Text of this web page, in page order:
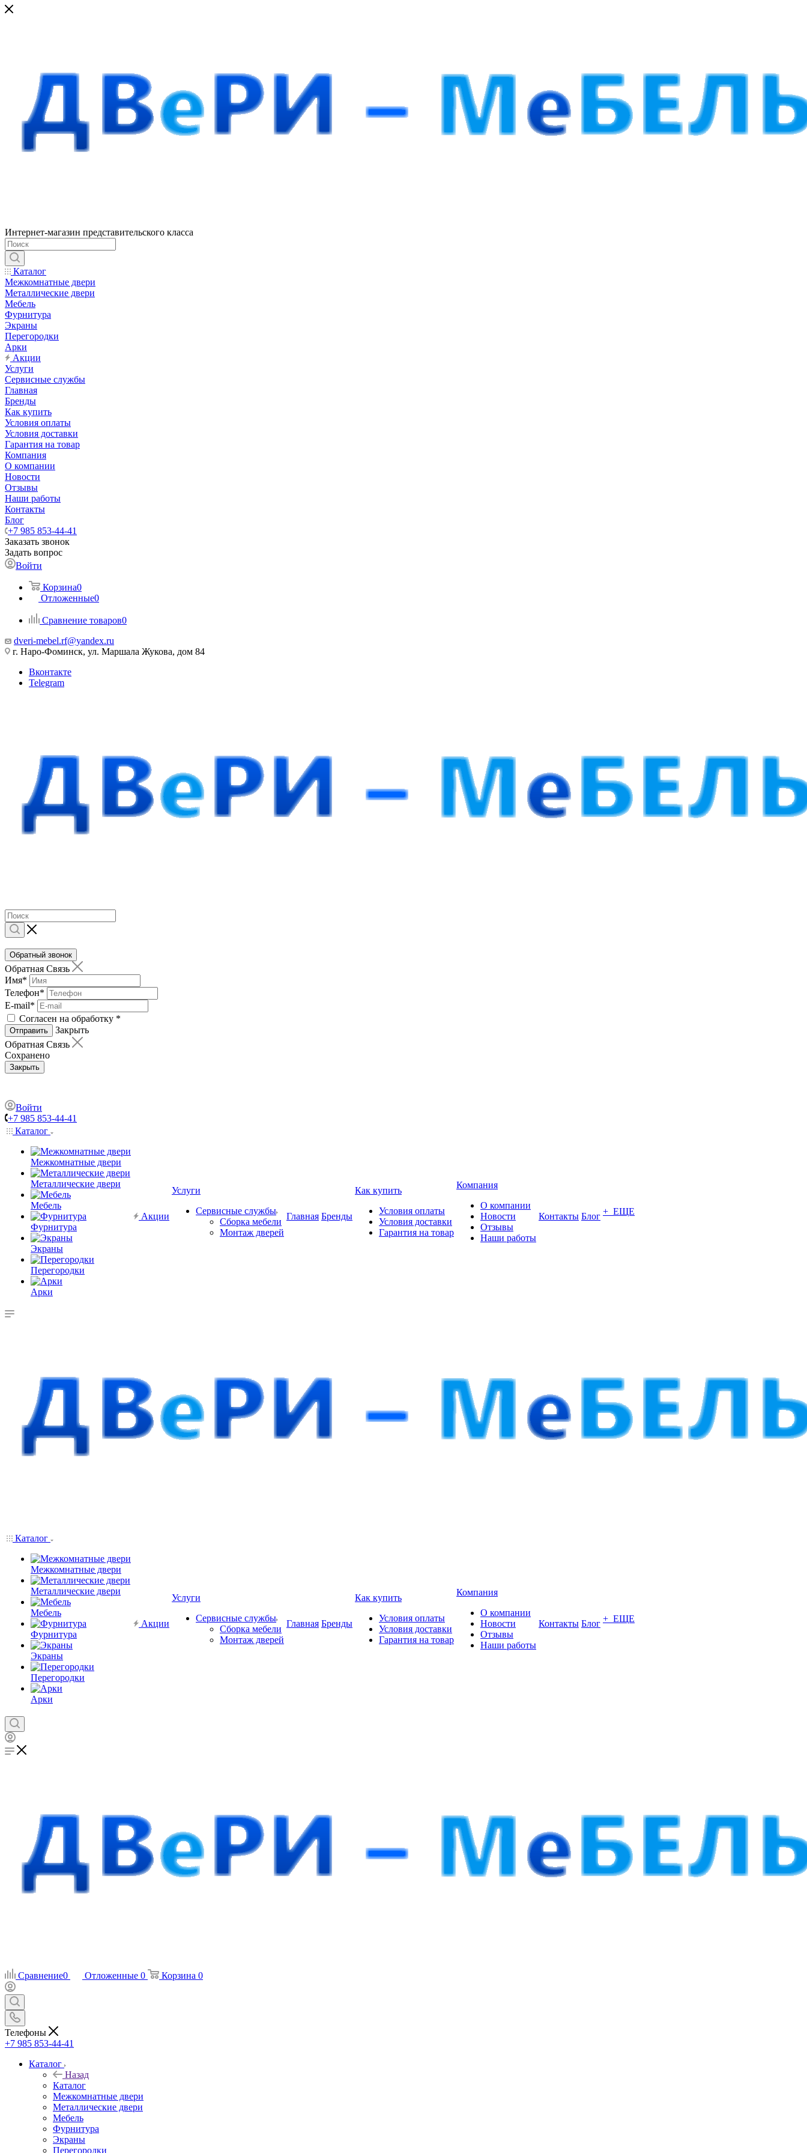
Интернет-магазин представительского класса
Каталог
Межкомнатные двери
Металлические двери
Мебель
Фурнитура
Экраны
Перегородки
Арки
Акции
Услуги
Сервисные службы
Главная
Бренды
Как купить
Условия оплаты
Условия доставки
Гарантия на товар
Компания
О компании
Новости
Отзывы
Наши работы
Контакты
Блог
+7 985 853-44-41
Заказать звонок
Задать вопрос
Войти
Корзина0
Отложенные0
Сравнение товаров0
dveri-mebel.rf@yandex.ru
г. Наро-Фоминск, ул. Маршала Жукова, дом 84
Вконтакте
Telegram
Обратный звонок
Обратная Связь
Имя*
Телефон*
E-mail*
Согласен на обработку *
Отправить
Закрыть
Обратная Связь
Сохранено
Закрыть
Войти
+7 985 853-44-41
Каталог
Межкомнатные двери
Металлические двери
Мебель
Фурнитура
Экраны
Перегородки
Арки
Акции
Услуги
Сервисные службы
Сборка мебели
Монтаж дверей
Главная Бренды
Как купить
Условия оплаты
Условия доставки
Гарантия на товар
Компания
О компании
Новости
Отзывы
Наши работы
Контакты Блог + ЕЩЕ
Каталог
Межкомнатные двери
Металлические двери
Мебель
Фурнитура
Экраны
Перегородки
Арки
Акции
Услуги
Сервисные службы
Сборка мебели
Монтаж дверей
Главная Бренды
Как купить
Условия оплаты
Условия доставки
Гарантия на товар
Компания
О компании
Новости
Отзывы
Наши работы
Контакты Блог + ЕЩЕ
Сравнение0 Отложенные 0 Корзина 0
Телефоны
+7 985 853-44-41
Каталог
Назад
Каталог
Межкомнатные двери
Металлические двери
Мебель
Фурнитура
Экраны
Перегородки